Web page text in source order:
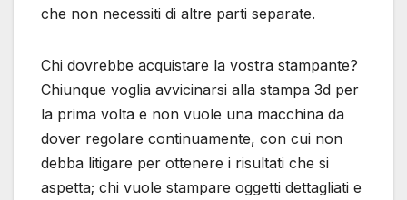
che non necessiti di altre parti separate.
Chi dovrebbe acquistare la vostra stampante?
Chiunque voglia avvicinarsi alla stampa 3d per
la prima volta e non vuole una macchina da
dover regolare continuamente, con cui non
debba litigare per ottenere i risultati che si
aspetta; chi vuole stampare oggetti dettagliati e